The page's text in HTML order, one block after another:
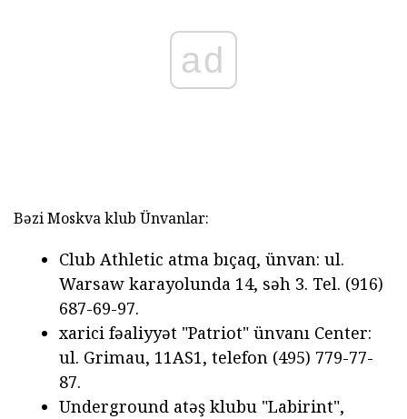
ad
Bəzi Moskva klub Ünvanlar:
Club Athletic atma bıçaq, ünvan: ul.
Warsaw karayolunda 14, səh 3. Tel. (916)
687-69-97.
xarici fəaliyyət "Patriot" ünvanı Center:
ul. Grimau, 11AS1, telefon (495) 779-77-
87.
Underground atəş klubu "Labirint",